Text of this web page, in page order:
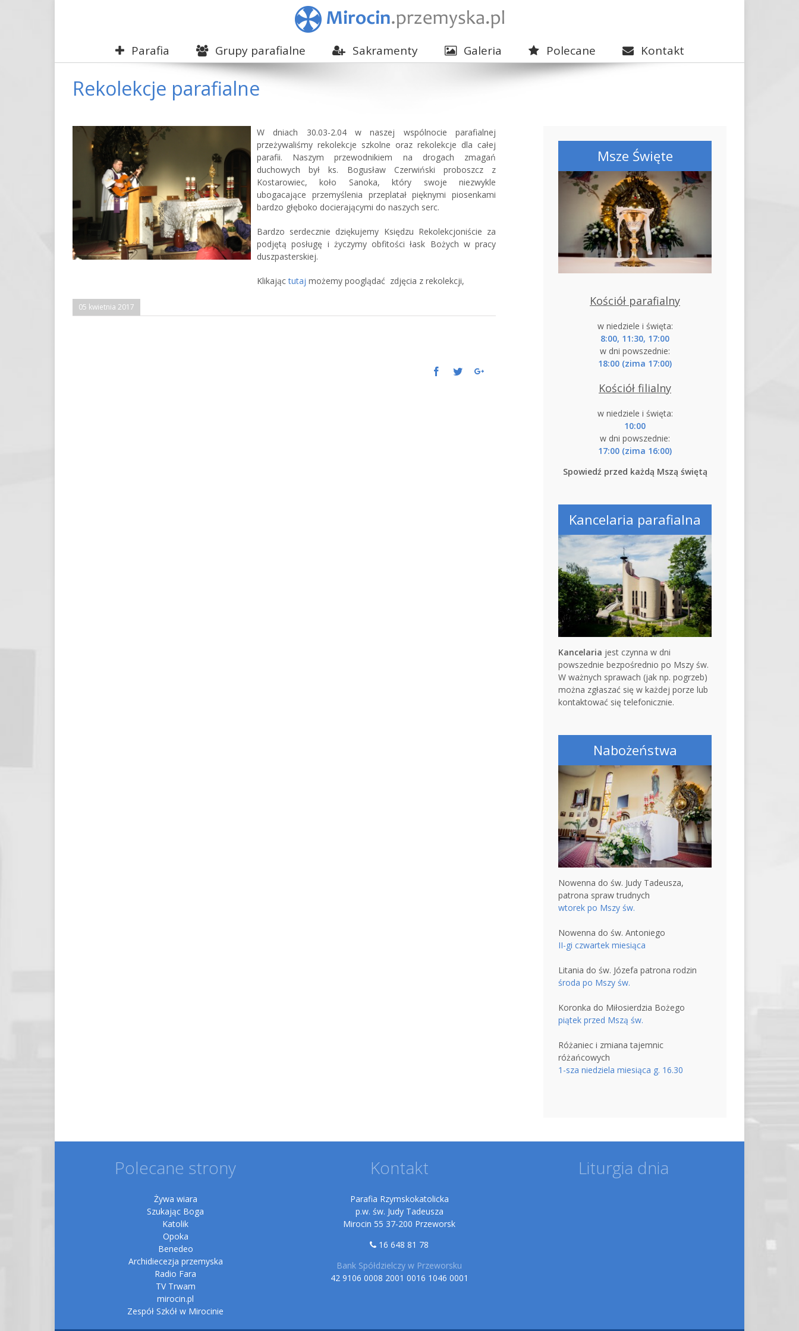
Parafia Grupy parafialne Sakramenty Galeria Polecane Kontakt
Rekolekcje parafialne
View
Larger
Image
W dniach 30.03-2.04 w naszej wspólnocie parafialnej
przeżywaliśmy rekolekcje szkolne oraz rekolekcje dla całej
parafii. Naszym przewodnikiem na drogach zmagań
duchowych był ks. Bogusław Czerwiński proboszcz z
Kostarowiec, koło Sanoka, który swoje niezwykle
ubogacające przemyślenia przeplatał pięknymi piosenkami
bardzo głęboko docierającymi do naszych serc.
Bardzo serdecznie dziękujemy Księdzu Rekolekcjoniście za
podjętą posługę i życzymy obfitości łask Bożych w pracy
duszpasterskiej.
Klikająctutaj możemy pooglądać zdjęcia z rekolekcji,
05 kwietnia 2017
Facebook
TwitterGoogle+
Msze Święte
Kościół parafialny
w niedziele i święta:
8:00, 11:30, 17:00
w dni powszednie:
18:00 (zima 17:00)
Kościół filialny
w niedziele i święta:
10:00
w dni powszednie:
17:00 (zima 16:00)
Spowiedź przed każdą Mszą świętą
Kancelaria parafialna
Kancelaria jest czynna w dni
powszednie bezpośrednio po Mszy św.
W ważnych sprawach (jak np. pogrzeb)
można zgłaszać się w każdej porze lub
kontaktować się telefonicznie.
Nabożeństwa
Nowenna do św. Judy Tadeusza,
patrona spraw trudnych
wtorek po Mszy św.
Nowenna do św. Antoniego
II-gi czwartek miesiąca
Litania do św. Józefa patrona rodzin
środa po Mszy św.
Koronka do Miłosierdzia Bożego
piątek przed Mszą św.
Różaniec i zmiana tajemnic
różańcowych
1-sza niedziela miesiąca g. 16.30
Polecane strony
Żywa wiara
Szukając Boga
Katolik
Opoka
Benedeo
Archidiecezja przemyska
Radio Fara
TV Trwam
mirocin.pl
Zespół Szkół w Mirocinie
Kontakt
Parafia Rzymskokatolicka
p.w. św. Judy Tadeusza
Mirocin 55 37-200 Przeworsk
16 648 81 78
Bank Spółdzielczy w Przeworsku
42 9106 0008 2001 0016 1046 0001
Liturgia dnia